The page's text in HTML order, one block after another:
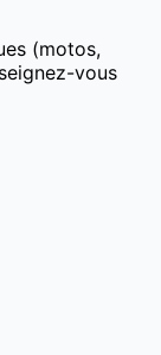
(motos,
vous